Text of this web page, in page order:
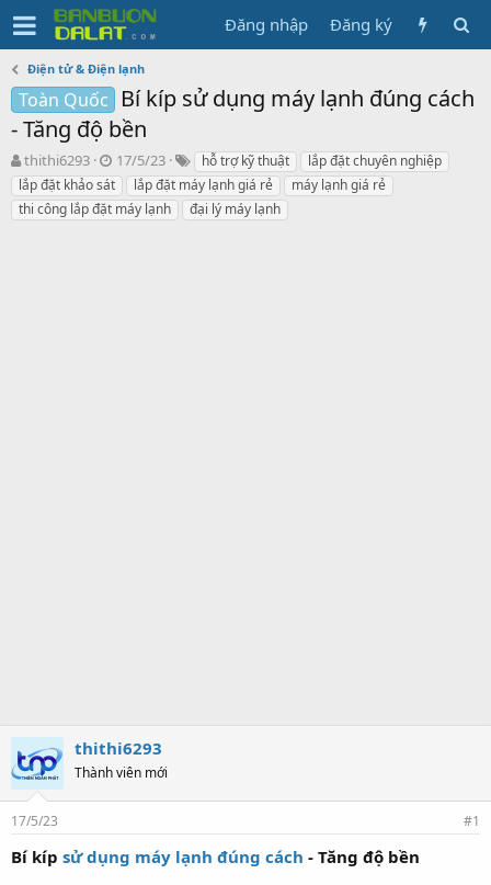
Đăng nhập Đăng ký
Điện tử & Điện lạnh
Toàn Quốc
Bí kíp sử dụng máy lạnh đúng cách
- Tăng độ bền
N
g
ư
ờ
thithi6293
N
g
à
y
17/5/23
T
ừ
k
h
hỗ trợ kỹ thuật
lắp đặt chuyên nghiệp
lắp đặt khảo sát
lắp đặt máy lạnh giá rẻ
máy lạnh giá rẻ
thi công lắp đặt máy lạnh
đại lý máy lạnh
thithi6293
Thành viên mới
17/5/23 #1
Bí kíp sử dụng máy lạnh đúng cách - Tăng độ bền